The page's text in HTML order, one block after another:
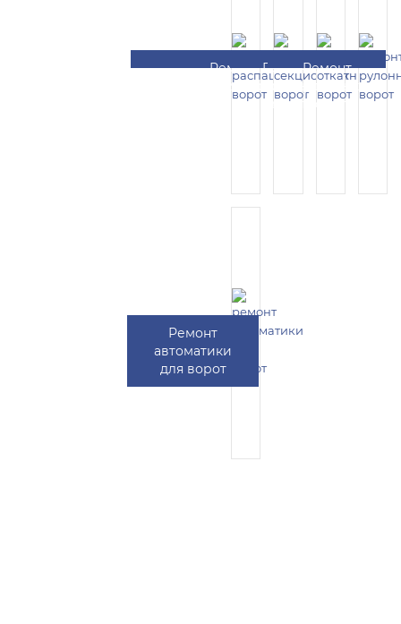
РемонтРемонт
секционных
ворот
Ремонт
откатных
ворот
Ремонт
рулонных
ворот
Ремонт
автоматики
для ворот